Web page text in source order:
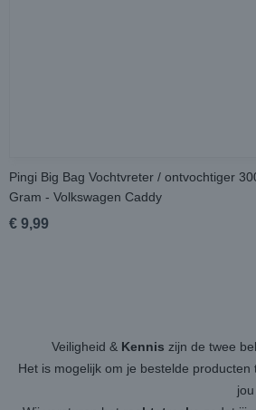
Pingi Big Bag Vochtvreter / ontvochtiger
Gram - Volkswagen Caddy
€ 9,99
Veiligheid & Kennis zijn de twee
Het is mogelijk om je bestelde producten